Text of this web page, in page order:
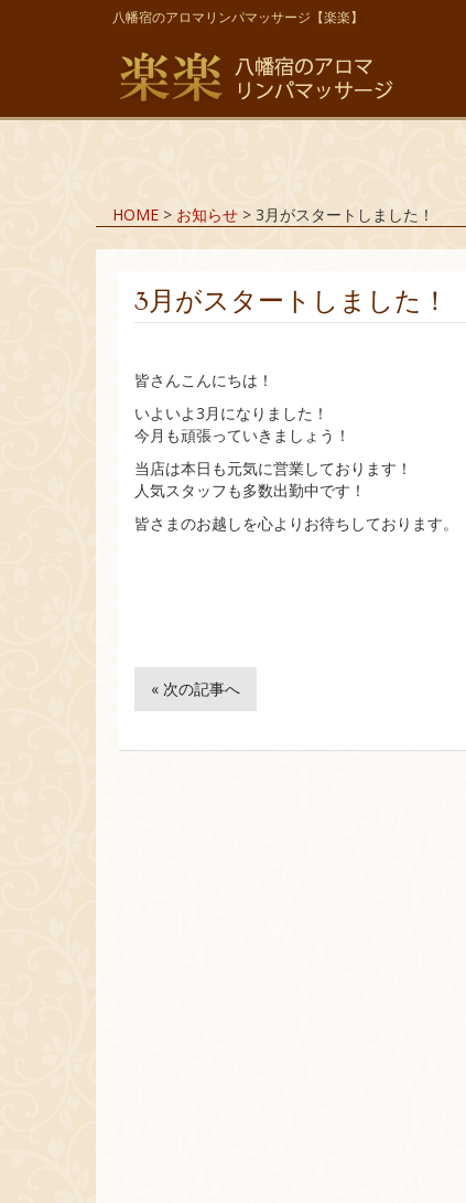
八幡宿のアロマリンパマッサージ【楽楽】
HOME > お知らせ > 3月がスタートしました！
3月がスタートしました！
皆さんこんにちは！
いよいよ3月になりました！
今月も頑張っていきましょう！
当店は本日も元気に営業しております！
人気スタッフも多数出勤中です！
皆さまのお越しを心よりお待ちしております。
« 次の記事へ